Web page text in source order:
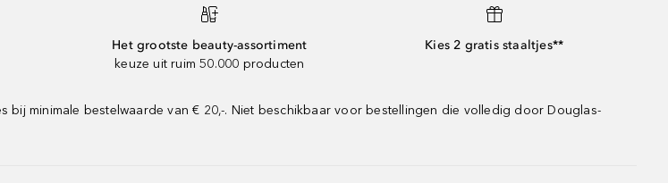
Het grootste beauty-assortiment
keuze uit ruim 50.000 producten
Kies 2 gratis staaltjes**
minimale bestelwaarde van € 20,-. Niet beschikbaar voor bestellingen die volledig door Douglas-